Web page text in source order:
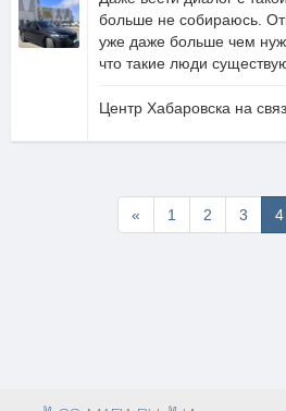
больше не собираюсь.
уже даже больше чем
что такие люди
Центр Хабаровска на
« Первая
1 2 3 4